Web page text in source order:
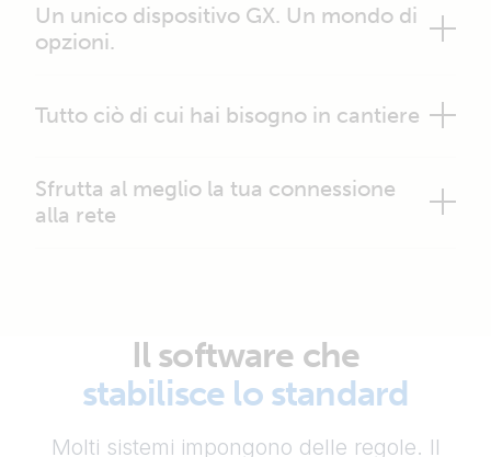
Un unico dispositivo GX. Un mondo di
opzioni.
Tutto ciò di cui hai bisogno in cantiere
Sfrutta al meglio la tua connessione
alla rete
Il software che
stabilisce lo standard
Molti sistemi impongono delle regole. Il